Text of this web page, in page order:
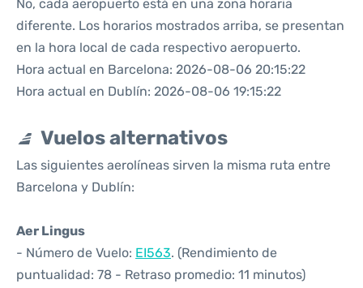
No, cada aeropuerto está en una zona horaria
diferente. Los horarios mostrados arriba, se presentan
en la hora local de cada respectivo aeropuerto.
Hora actual en Barcelona: 2026-08-06 20:15:22
Hora actual en Dublín: 2026-08-06 19:15:22
Vuelos alternativos
Las siguientes aerolíneas sirven la misma ruta entre
Barcelona y Dublín:
Aer Lingus
- Número de Vuelo: EI563. (Rendimiento de
puntualidad: 78 - Retraso promedio: 11 minutos)